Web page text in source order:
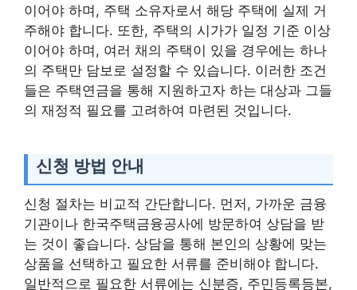
이어야 하며, 주택 소유자로서 해당 주택에 실제 거
주해야 합니다. 또한, 주택의 시가가 일정 기준 이상
이어야 하며, 여러 채의 주택이 있을 경우에는 하나
의 주택만 담보로 설정할 수 있습니다. 이러한 조건
들은 주택연금을 통해 지원하고자 하는 대상과 그들
의 재정적 필요를 고려하여 마련된 것입니다.
신청 방법 안내
신청 절차는 비교적 간단합니다. 먼저, 가까운 금융
기관이나 한국주택금융공사에 방문하여 상담을 받
는 것이 좋습니다. 상담을 통해 본인의 상황에 맞는
상품을 선택하고 필요한 서류를 준비해야 합니다.
일반적으로 필요한 서류에는 신분증, 주민등록등본,